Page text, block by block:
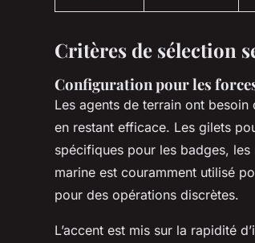
Critères de sélection
Configuration pour les
Les agents de terrain ont besoin
en restant efficace. Les gilets
spécifiques pour les badges,
marine est couramment utilisé
pour des opérations discrètes.
L’accent est mis sur la rapidité